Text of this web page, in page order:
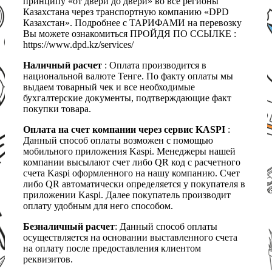
Казахстана через транспортную компанию «DPD
Казахстан». Подробнее с ТАРИФАМИ на перевозку
Вы можете ознакомиться ПРОЙДЯ ПО ССЫЛКЕ :
https://www.dpd.kz/services/
Наличный расчет : Оплата производится в
национальной валюте Тенге. По факту оплаты мы
выдаем товарный чек и все необходимые
бухгалтерские документы, подтверждающие факт
покупки товара.
Оплата на счет компании через сервис KASPI :
Данный способ оплаты возможен с помощью
мобильного приложения Kaspi. Менеджеры нашей
компании высылают счет либо QR код с расчетного
счета Kaspi оформленного на нашу компанию. Счет
либо QR автоматически определяется у покупателя в
приложении Kaspi. Далее покупатель производит
оплату удобным для него способом.
Безналичный расчет: Данный способ оплаты
осуществляется на основании выставленного счета
на оплату после предоставления клиентом
реквизитов.